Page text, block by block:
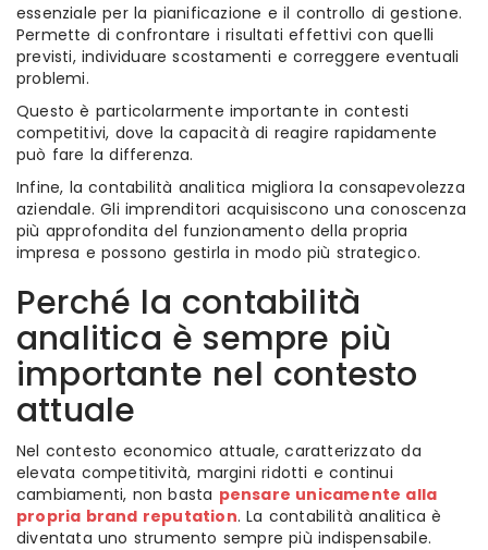
essenziale per la pianificazione e il controllo di gestione.
Permette di confrontare i risultati effettivi con quelli
previsti, individuare scostamenti e correggere eventuali
problemi.
Questo è particolarmente importante in contesti
competitivi, dove la capacità di reagire rapidamente
può fare la differenza.
Infine, la contabilità analitica migliora la consapevolezza
aziendale. Gli imprenditori acquisiscono una conoscenza
più approfondita del funzionamento della propria
impresa e possono gestirla in modo più strategico.
Perché la contabilità
analitica è sempre più
importante nel contesto
attuale
Nel contesto economico attuale, caratterizzato da
elevata competitività, margini ridotti e continui
cambiamenti, non basta pensare unicamente alla
propria brand reputation. La contabilità analitica è
diventata uno strumento sempre più indispensabile.